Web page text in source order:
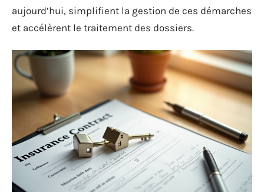
aujourd’hui, simplifient la gestion de ces démarches
et accélèrent le traitement des dossiers.